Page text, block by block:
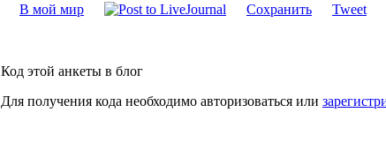
В мой мир Сохранить Tweet
Код этой анкеты в блог
Для получения кода необходимо авторизоваться или